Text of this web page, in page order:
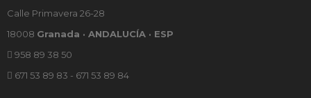
Calle Primavera 26-28
18008 Granada · ANDALUCÍA · ESP
958 89 38 50
671 53 89 83 - 671 53 89 84